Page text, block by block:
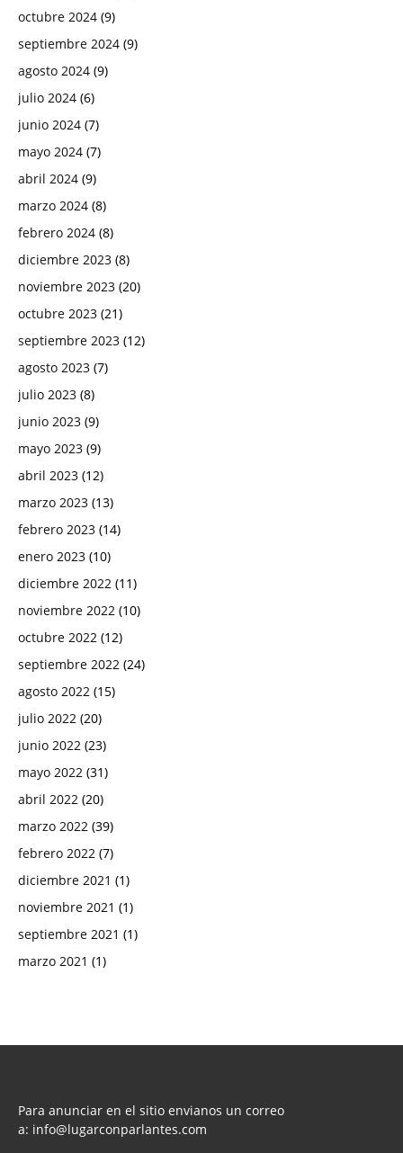
octubre 2024 (9)
septiembre 2024 (9)
agosto 2024 (9)
julio 2024 (6)
junio 2024 (7)
mayo 2024 (7)
abril 2024 (9)
marzo 2024 (8)
febrero 2024 (8)
diciembre 2023 (8)
noviembre 2023 (20)
octubre 2023 (21)
septiembre 2023 (12)
agosto 2023 (7)
julio 2023 (8)
junio 2023 (9)
mayo 2023 (9)
abril 2023 (12)
marzo 2023 (13)
febrero 2023 (14)
enero 2023 (10)
diciembre 2022 (11)
noviembre 2022 (10)
octubre 2022 (12)
septiembre 2022 (24)
agosto 2022 (15)
julio 2022 (20)
junio 2022 (23)
mayo 2022 (31)
abril 2022 (20)
marzo 2022 (39)
febrero 2022 (7)
diciembre 2021 (1)
noviembre 2021 (1)
septiembre 2021 (1)
marzo 2021 (1)
Para anunciar en el sitio envianos un correo
a: info@lugarconparlantes.com